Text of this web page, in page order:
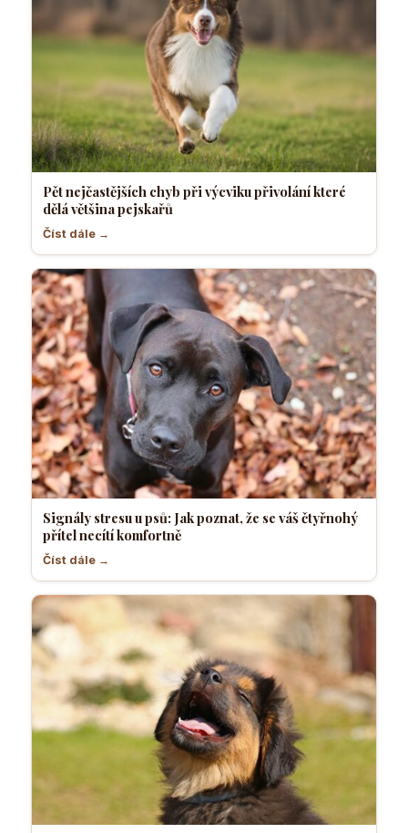
Pět nejčastějších chyb při výcviku přivolání které
dělá většina pejskařů
Číst dále →
Signály stresu u psů: Jak poznat, že se váš čtyřnohý
přítel necítí komfortně
Číst dále →